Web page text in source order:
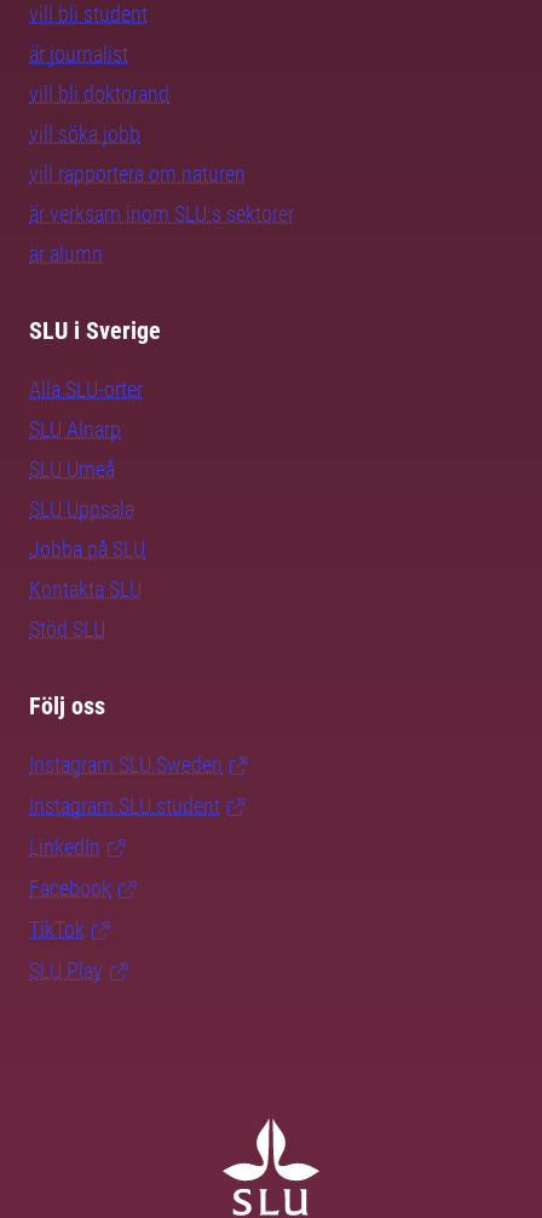
vill bli student
är journalist
vill bli doktorand
vill söka jobb
vill rapportera om naturen
är verksam inom SLU:s sektorer
är alumn
SLU i Sverige
Alla SLU-orter
SLU Alnarp
SLU Umeå
SLU Uppsala
Jobba på SLU
Kontakta SLU
Stöd SLU
Följ oss
Instagram SLU.Sweden
Instagram SLU.student
LinkedIn
Facebook
TikTok
SLU Play